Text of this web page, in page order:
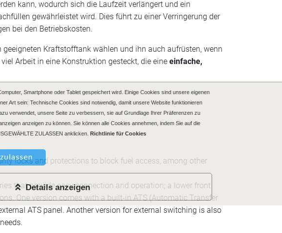
kann, wodurch sich die Laufzeit verlängert und ein
gewährleistet wird. Dies führt zu einer Verringerung der
bei den Betriebskosten.
Kraftstofftank wählen und ihn auch aufrüsten, wenn
Arbeit in eine Konstruktion gesteckt, die eine einfache,
locks and protections to block fuel access, among other
that provide easy connection and operation; a lower front
One version comes with a built-in ATS (Automatic Transfer
ATS panel. Another version for external switching is also
Smartphone oder Tablet gespeichert wird. Einige Cookies sind unsere eigenen
Art sein: Technische Cookies sind notwendig, damit unsere Website funktionieren
verwendet, unsere Seite zu verbessern, sie auf Grundlage Ihrer Präferenzen zu
anzeigen zu können. Sie können alle Cookies annehmen, indem Sie auf die
ZULASSEN anklicken.Richtlinie für Cookies
Details anzeigen